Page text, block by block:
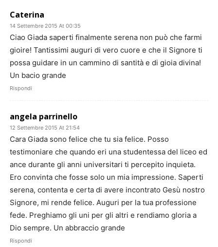
Caterina
14 Settembre 2015 At 00:35
Ciao Giada saperti finalmente serena non può che farmi
gioire! Tantissimi auguri di vero cuore e che il Signore ti
possa guidare in un cammino di santità e di gioia divina!
Un bacio grande
Rispondi
angela parrinello
12 Settembre 2015 At 21:54
Cara Giada sono felice che tu sia felice. Posso
testimoniare che quando eri una studentessa del liceo ed
ance durante gli anni universitari ti percepito inquieta.
Ero convinta che fosse solo un mia impressione. Saperti
serena, contenta e certa di avere incontrato Gesù nostro
Signore, mi rende felice. Auguri per la tua professione
fede. Preghiamo gli uni per gli altri e rendiamo gloria a
Dio sempre. Un abbraccio grande
Rispondi